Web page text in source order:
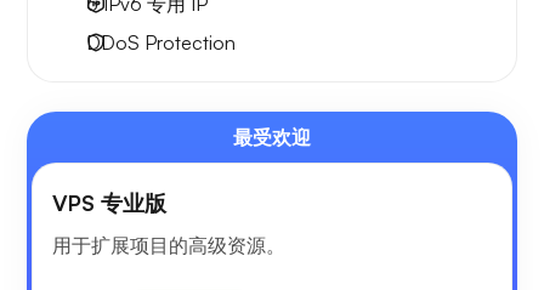
DDoS Protection
最受欢迎
VPS 专业版
用于扩展项目的高级资源。